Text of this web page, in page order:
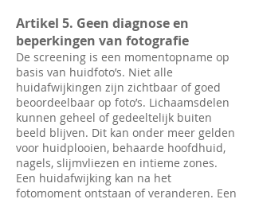
Artikel 5. Geen diagnose en
beperkingen van fotografie
De screening is een momentopname op
basis van huidfoto’s. Niet alle
huidafwijkingen zijn zichtbaar of goed
beoordeelbaar op foto’s. Lichaamsdelen
kunnen geheel of gedeeltelijk buiten
beeld blijven. Dit kan onder meer gelden
voor huidplooien, behaarde hoofdhuid,
nagels, slijmvliezen en intieme zones.
Een huidafwijking kan na het
fotomoment ontstaan of veranderen. Een